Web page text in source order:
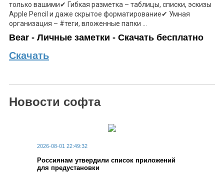
только вашими✔ Гибкая разметка – таблицы, списки, эскизы
Apple Pencil и даже скрытое форматирование✔ Умная
организация – #теги, вложенные папки ...
Bear - Личные заметки - Скачать бесплатно
Скачать
Новости софта
2026-08-01 22:49:32
Россиянам утвердили список приложений
для предустановки